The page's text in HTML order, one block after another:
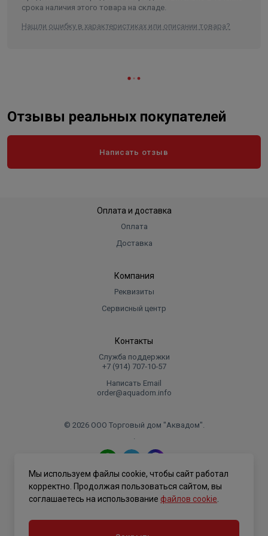
срока наличия этого товара на складе.
Нашли ошибку в характеристиках или описании товара?
Отзывы реальных покупателей
Написать отзыв
Оплата и доставка
Оплата
Доставка
Компания
Реквизиты
Сервисный центр
Контакты
Служба поддержки
+7 (914) 707‑10‑57
Написать Email
order@aquadom.info
© 2026 ООО Торговый дом "Аквадом".
.
Политика конфиденциальности
Мы используем файлы cookie, чтобы сайт работал
корректно. Продолжая пользоваться сайтом, вы
соглашаетесь на использование файлов cookie